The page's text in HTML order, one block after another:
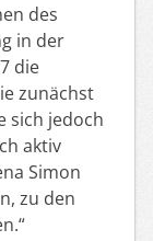
des
in der
die
zunächst
sich jedoch
aktiv
Simon
zu den